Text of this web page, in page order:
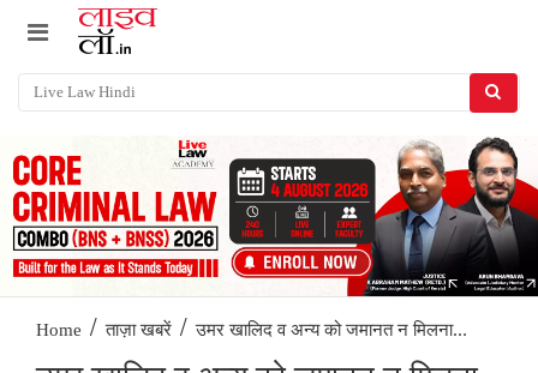
Home / ताज़ा खबरें / उमर खालिद व अन्य को जमानत न मिलना...